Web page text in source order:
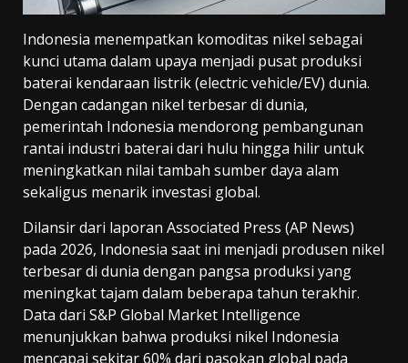
Indonesia menempatkan komoditas nikel sebagai
kunci utama dalam upaya menjadi pusat produksi
baterai kendaraan listrik (electric vehicle/EV) dunia.
Dengan cadangan nikel terbesar di dunia,
pemerintah Indonesia mendorong pembangunan
rantai industri baterai dari hulu hingga hilir untuk
meningkatkan nilai tambah sumber daya alam
sekaligus menarik investasi global.
Dilansir dari laporan Associated Press (AP News)
pada 2026, Indonesia saat ini menjadi produsen nikel
terbesar di dunia dengan pangsa produksi yang
meningkat tajam dalam beberapa tahun terakhir.
Data dari S&P Global Market Intelligence
menunjukkan bahwa produksi nikel Indonesia
mencapai sekitar 60% dari pasokan global pada